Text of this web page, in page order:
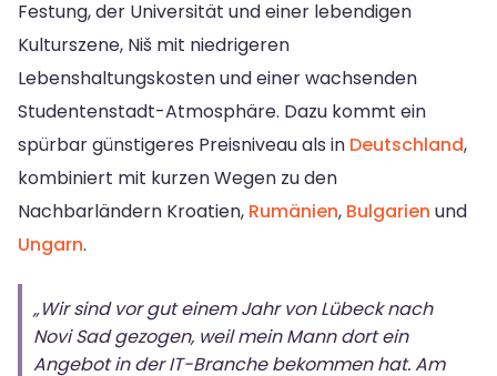
Festung, der Universität und einer lebendigen
Kulturszene, Niš mit niedrigeren
Lebenshaltungskosten und einer wachsenden
Studentenstadt-Atmosphäre. Dazu kommt ein
spürbar günstigeres Preisniveau als in Deutschland,
kombiniert mit kurzen Wegen zu den
Nachbarländern Kroatien, Rumänien, Bulgarien und
Ungarn.
„Wir sind vor gut einem Jahr von Lübeck nach
Novi Sad gezogen, weil mein Mann dort ein
Angebot in der IT-Branche bekommen hat. Am